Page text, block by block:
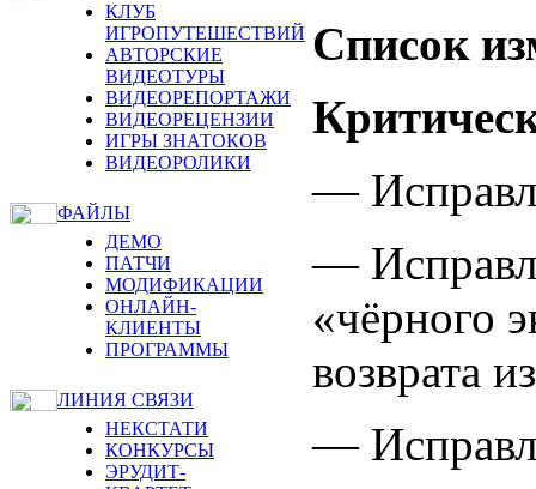
КЛУБ
ИГРОПУТЕШЕСТВИЙ
АВТОРСКИЕ
ВИДЕОТУРЫ
ВИДЕОРЕПОРТАЖИ
ВИДЕОРЕЦЕНЗИИ
ИГРЫ ЗНАТОКОВ
ВИДЕОРОЛИКИ
ФАЙЛЫ
ДЕМО
ПАТЧИ
МОДИФИКАЦИИ
ОНЛАЙН-
КЛИЕНТЫ
ПРОГРАММЫ
ЛИНИЯ СВЯЗИ
НЕКСТАТИ
КОНКУРСЫ
ЭРУДИТ-
Список
—
—
«чёрного
возврата
—